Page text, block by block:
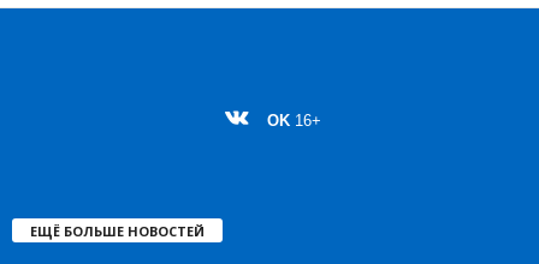
OK 16+
ЕЩЁ БОЛЬШЕ НОВОСТЕЙ